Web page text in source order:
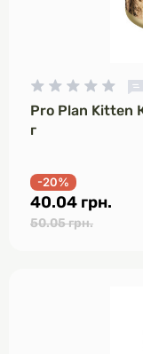
Pro Plan Kitten
г
-20%
40.04 грн.
50.05 грн.